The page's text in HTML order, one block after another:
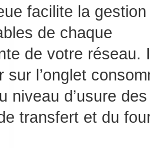
facilite la gestion
de chaque
de votre réseau.
sur l’onglet
niveau d’usure
transfert et du